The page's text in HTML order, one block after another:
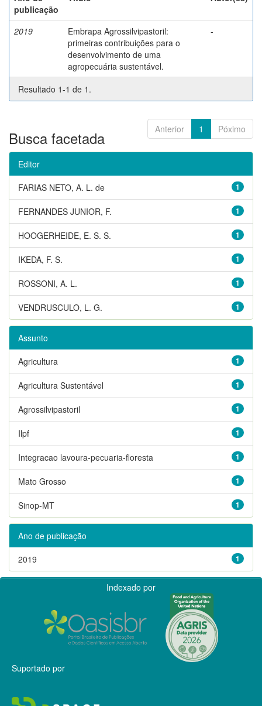
publicação
2019
Embrapa Agrossilvipastoril:
primeiras contribuições para o
desenvolvimento de uma
agropecuária sustentável.
-
Resultado 1-1 de 1.
Anterior 1 Póximo
Busca facetada
Editor
1
FARIAS NETO, A. L. de
1
FERNANDES JUNIOR, F.
1
HOOGERHEIDE, E. S. S.
1
IKEDA, F. S.
1
ROSSONI, A. L.
1
VENDRUSCULO, L. G.
Assunto
1
Agricultura
1
Agricultura Sustentável
1
Agrossilvipastoril
1
Ilpf
1
Integracao lavoura-pecuaria-floresta
1
Mato Grosso
1
Sinop-MT
Ano de publicação
1
2019
Indexado por
Suportado por